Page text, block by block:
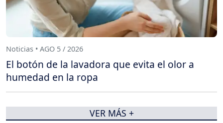
Noticias • AGO 5 / 2026
El botón de la lavadora que evita el olor a
humedad en la ropa
VER MÁS +